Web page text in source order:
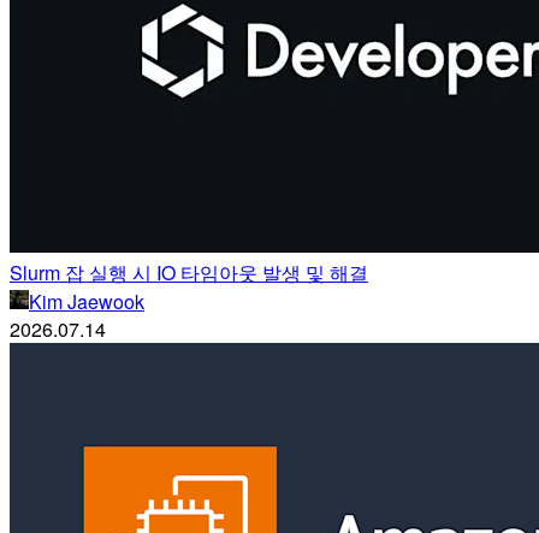
Slurm 잡 실행 시 IO 타임아웃 발생 및 해결
Kim Jaewook
2026.07.14